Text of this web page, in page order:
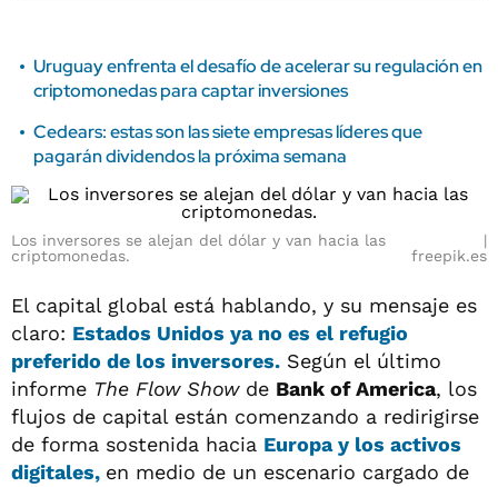
Uruguay enfrenta el desafío de acelerar su regulación en
criptomonedas para captar inversiones
Cedears: estas son las siete empresas líderes que
pagarán dividendos la próxima semana
Los inversores se alejan del dólar y van hacia las
criptomonedas.
freepik.es
El capital global está hablando, y su mensaje es
claro: Estados Unidos ya no es el refugio
preferido de los inversores. Según el último
informe The Flow Showde Bank of America, los
flujos de capital están comenzando a redirigirse
de forma sostenida hacia Europa y los activos
digitales, en medio de un escenario cargado de